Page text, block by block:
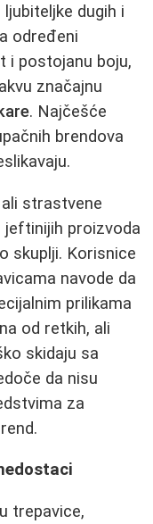
dugih i
određeni
i postojanu boju,
značajnu
. Najčešće
brendova
strastvene
proizvoda
skuplji. Korisnice
navode da
prilikama
od retkih, ali
skidaju sa
da nisu
za
trepavice,